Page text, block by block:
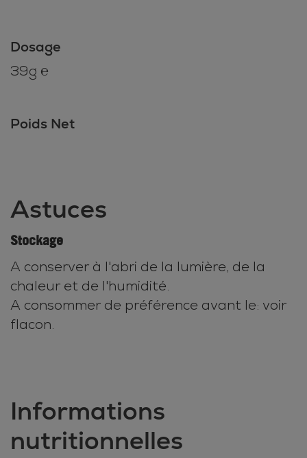
Dosage
39g ℮
Poids Net
Astuces
Stockage
A conserver à l'abri de la lumière, de la
chaleur et de l'humidité.
A consommer de préférence avant le: voir
flacon.
Informations
nutritionnelles